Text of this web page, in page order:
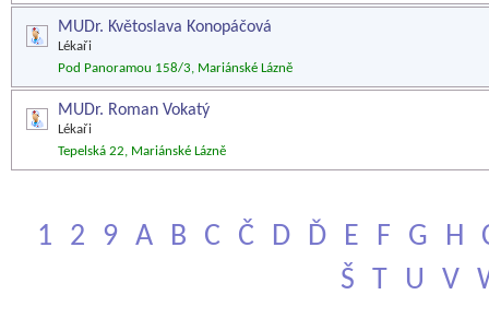
MUDr. Květoslava Konopáčová
Lékaři
Pod Panoramou 158/3, Mariánské Lázně
MUDr. Roman Vokatý
Lékaři
Tepelská 22, Mariánské Lázně
1 2 9 A B C Č D Ď E F G H
Š
T U V